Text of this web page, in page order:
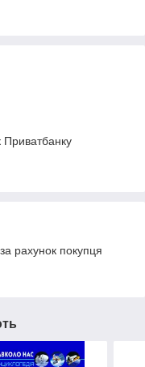
Приватбанку
рахунок покупця